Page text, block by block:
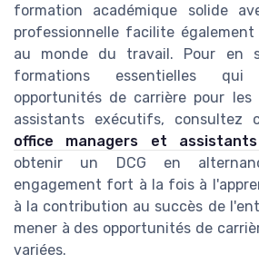
formation académique solide
professionnelle facilite
au monde du travail. Pour en
formations essentielles
opportunités de carrière pour les
assistants exécutifs, consultez
office managers et
obtenir un DCG en
engagement fort à la fois à
à la contribution au succès de
mener à des opportunités de
variées.